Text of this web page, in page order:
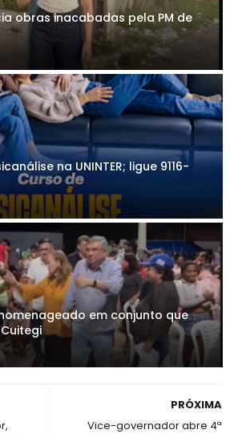
obras inacabadas pela PM de
na UNINTER; ligue 9116-
em conjunto que
PRÓXIMA
Vice-governador abre 4ª